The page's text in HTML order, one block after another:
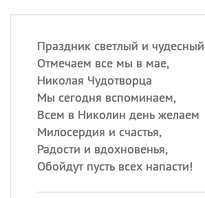
Праздник светлый и чудесный
Отмечаем все мы в мае,
Николая Чудотворца
Мы сегодня вспоминаем,
Всем в Николин день желаем
Милосердия и счастья,
Радости и вдохновенья,
Обойдут пусть всех напасти!
День
07.08
Бояка
ИМЕНА
Сегодня